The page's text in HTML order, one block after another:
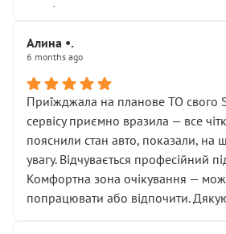
сервіс.
Алина •.
6 months ago
Приїжджала на планове ТО свого
сервісу приємно вразила — все
пояснили стан авто, показали, на
увагу. Відчувається професійний
Комфортна зона очікування —
попрацювати або відпочити.